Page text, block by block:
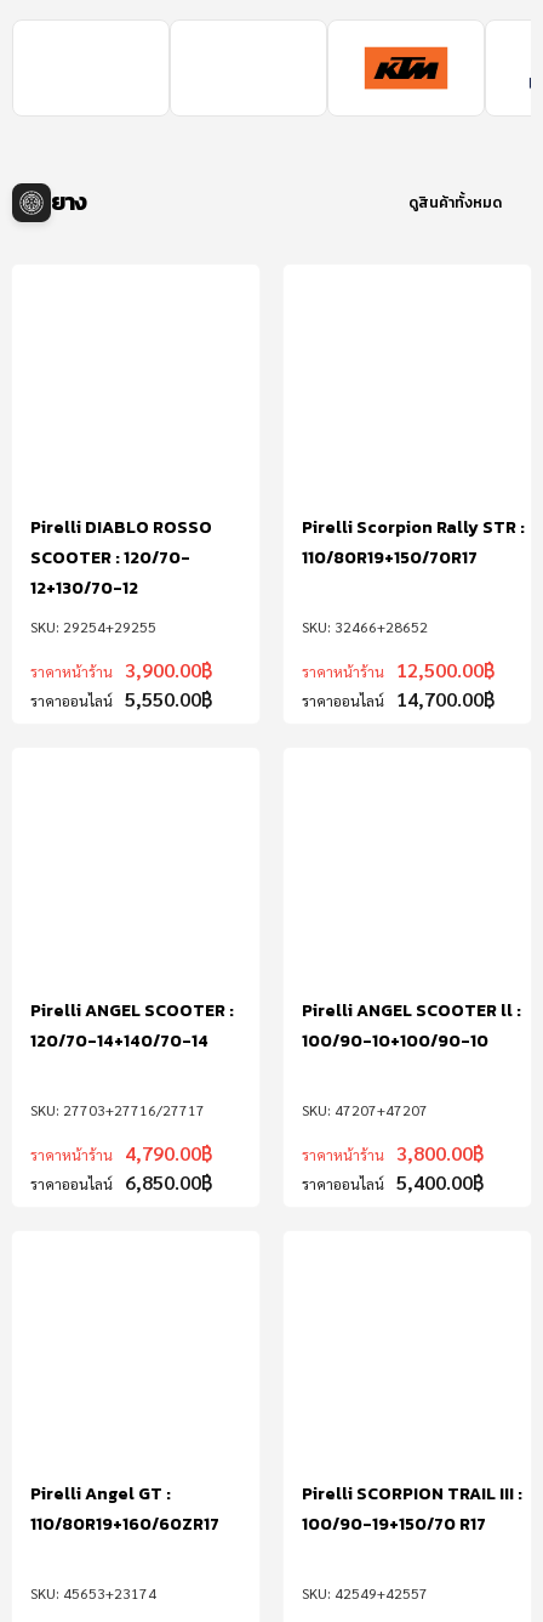
ยาง ดูสินค้าทั้งหมด
29254+29255
Pirelli DIABLO ROSSO
SCOOTER : 120/70-
12+130/70-12
ราคาหน้าร้าน 3,900.00฿
ราคาออนไลน์ 5,550.00฿
32466+28652
Pirelli Scorpion Rally STR :
110/80R19+150/70R17
ราคาหน้าร้าน 12,500.00฿
ราคาออนไลน์ 14,700.00฿
27703+27716/27717
Pirelli ANGEL SCOOTER :
120/70-14+140/70-14
ราคาหน้าร้าน 4,790.00฿
ราคาออนไลน์ 6,850.00฿
47207+47207
Pirelli ANGEL SCOOTER ll :
100/90-10+100/90-10
ราคาหน้าร้าน 3,800.00฿
ราคาออนไลน์ 5,400.00฿
45653+23174
Pirelli Angel GT :
110/80R19+160/60ZR17
42549+42557
Pirelli SCORPION TRAIL III :
100/90-19+150/70 R17